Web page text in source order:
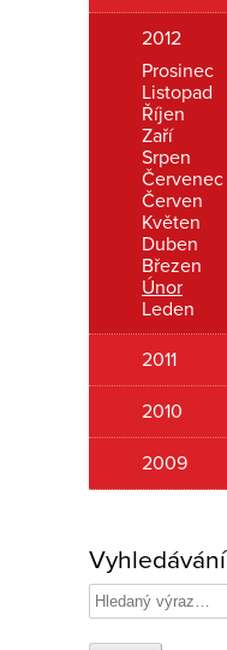
2012
Prosinec
Listopad
Říjen
Zaří
Srpen
Červenec
Červen
Květen
Duben
Březen
Únor
Leden
2011
2010
2009
Vyhledávání